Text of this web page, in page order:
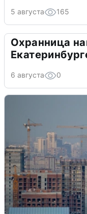
5 августа 165
Охранница
6 августа 0